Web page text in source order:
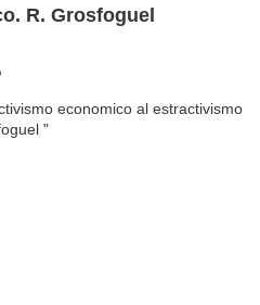
R. Grosfoguel